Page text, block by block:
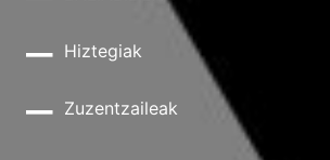
Hiztegiak
Zuzentzaileak